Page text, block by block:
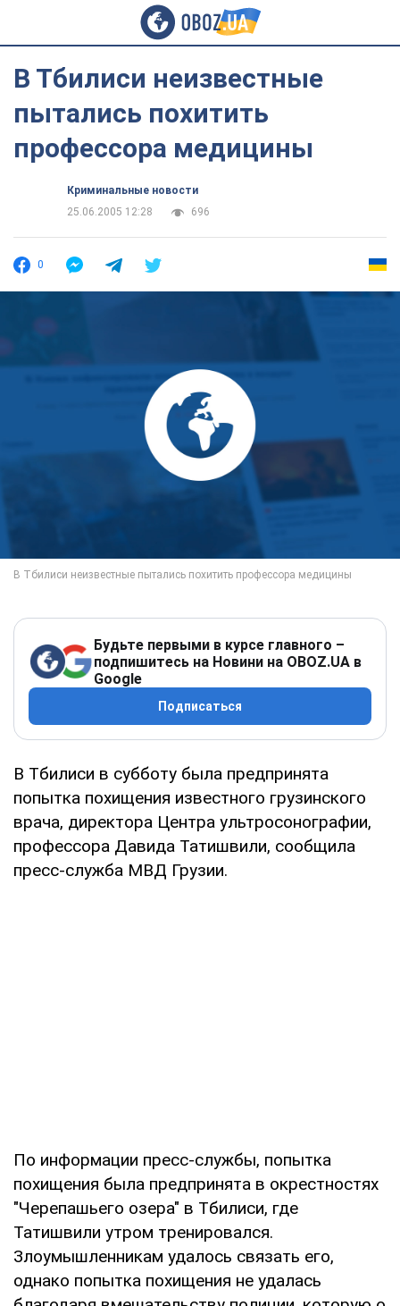
В Тбилиси неизвестные
пытались похитить
профессора медицины
Криминальные новости
25.06.2005 12:28
696
0
Будьте первыми в курсе главного –
подпишитесь на Новини на OBOZ.UA в
Google
Подписаться
В Тбилиси в субботу была предпринята
попытка похищения известного грузинского
врача, директора Центра ультросонографии,
профессора Давида Татишвили, сообщила
пресс-служба МВД Грузии.
По информации пресс-службы, попытка
похищения была предпринята в окрестностях
"Черепашьего озера" в Тбилиси, где
Татишвили утром тренировался.
Злоумышленникам удалось связать его,
однако попытка похищения не удалась